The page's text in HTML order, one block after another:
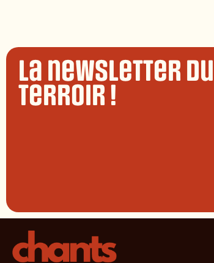
La newsletter du
terroir !